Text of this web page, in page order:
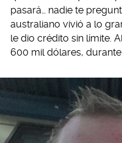
pasará… nadie te
australiano vivió a lo
le dio crédito sin límite.
600 mil dólares,